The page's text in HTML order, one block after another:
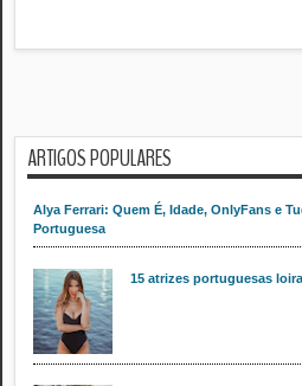
ARTIGOS POPULARES
Alya Ferrari: Quem É, Idade, OnlyFans e
Portuguesa
15 atrizes portuguesas